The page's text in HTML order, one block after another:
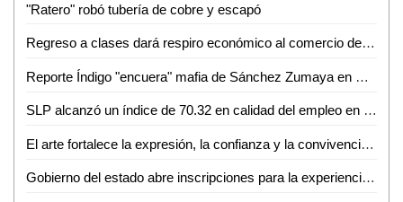
"Ratero" robó tubería de cobre y escapó
Regreso a clases dará respiro económico al comercio de Ciudad Valles: Canaco
Reporte Índigo "encuera" mafia de Sánchez Zumaya en Pemex
SLP alcanzó un índice de 70.32 en calidad del empleo en el primer trimestre de 2026
El arte fortalece la expresión, la confianza y la convivencia en la sociedad: Iraís Verástegui
Gobierno del estado abre inscripciones para la experiencia Toyota en ventas